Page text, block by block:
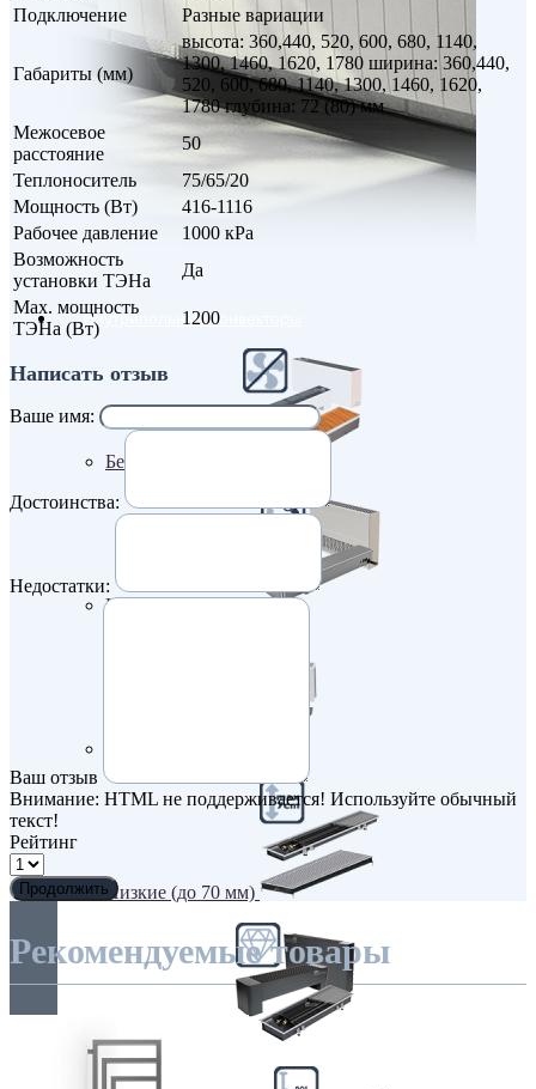
Внутрипольные конвекторы
Без вентилятора
Климаконвекторы
Низкие (до 70 мм)
Премиум класс
Подключение
Разные вариации
Габариты (мм)
высота: 360,440, 520, 600, 680, 1140,
1300, 1460, 1620, 1780 ширина: 360,440,
520, 600, 680, 1140, 1300, 1460, 1620,
1780 глубина: 72 (80) мм
Межосевое
расстояние
50
Теплоноситель
75/65/20
Мощность (Вт)
416-1116
Рабочее давление
1000 кРа
Возможность
установки ТЭНа
Да
Max. мощность
ТЭНа (Вт)
1200
Написать отзыв
Ваше имя:
Достоинства:
Недостатки:
Ваш отзыв
Внимание: HTML не поддерживается! Используйте обычный
текст!
Рейтинг
Продолжить
Рекомендуемые товары